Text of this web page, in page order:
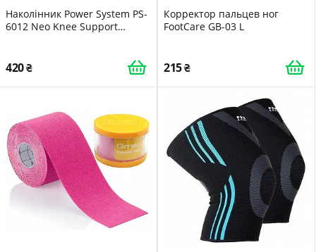
Наколінник Power System PS-
6012 Neo Knee Support
420
Корректор пальцев ног
FootCare GB-03 L
215